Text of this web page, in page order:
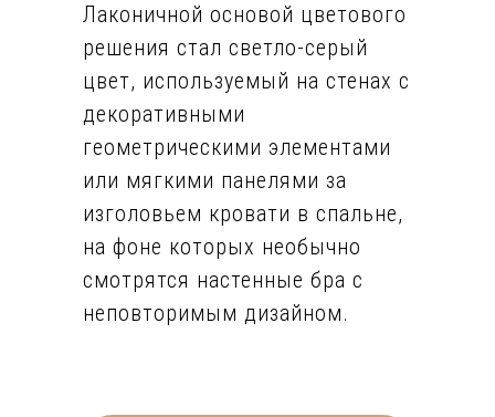
Лаконичной основой цветового
решения стал светло-серый
цвет, используемый на стенах с
декоративными
геометрическими элементами
или мягкими панелями за
изголовьем кровати в спальне,
на фоне которых необычно
смотрятся настенные бра с
неповторимым дизайном.